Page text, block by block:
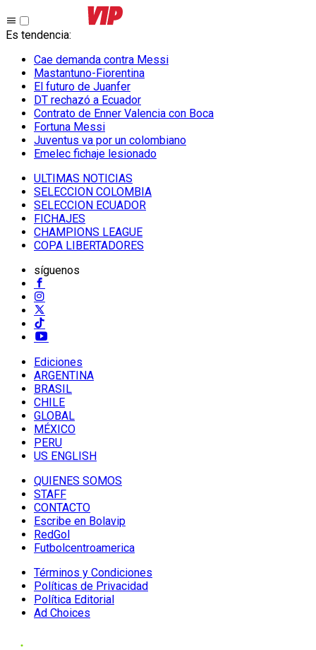
Es tendencia:
Cae demanda contra Messi
Mastantuno-Fiorentina
El futuro de Juanfer
DT rechazó a Ecuador
Contrato de Enner Valencia con Boca
Fortuna Messi
Juventus va por un colombiano
Emelec fichaje lesionado
ULTIMAS NOTICIAS
SELECCION COLOMBIA
SELECCION ECUADOR
FICHAJES
CHAMPIONS LEAGUE
COPA LIBERTADORES
síguenos
Ediciones
ARGENTINA
BRASIL
CHILE
GLOBAL
MÉXICO
PERU
US ENGLISH
QUIENES SOMOS
STAFF
CONTACTO
Escribe en Bolavip
RedGol
Futbolcentroamerica
Términos y Condiciones
Políticas de Privacidad
Política Editorial
Ad Choices